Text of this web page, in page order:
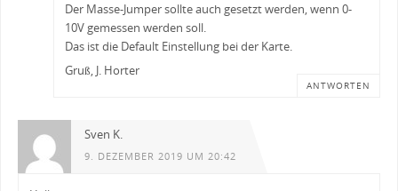
Der Masse-Jumper sollte auch gesetzt werden, wenn 0-
10V gemessen werden soll.
Das ist die Default Einstellung bei der Karte.
Gruß, J. Horter
ANTWORTEN
Sven K.
9. DEZEMBER 2019 UM 20:42